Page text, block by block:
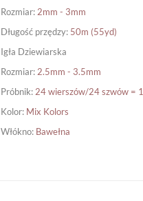
Rozmiar: 2mm - 3mm
Długość przędzy: 50m (55yd)
Igła Dziewiarska
Rozmiar: 2.5mm - 3.5mm
Próbnik: 24 wierszów/24 szwów =
Kolor: Mix Kolors
Włókno: Bawełna